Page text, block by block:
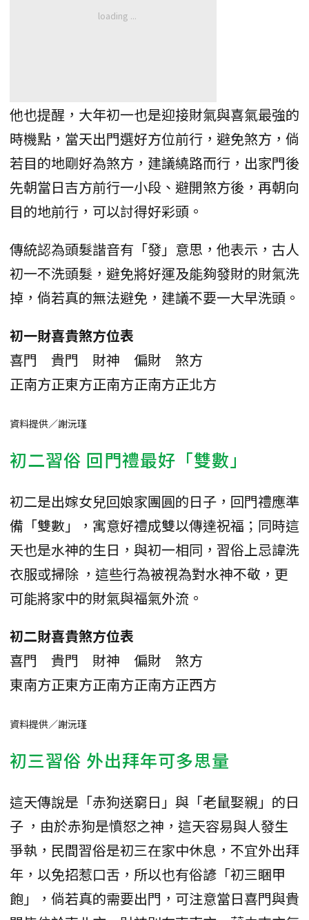
他也提醒，大年初一也是迎接財氣與喜氣最強的
時機點，當天出門選好方位前行，避免煞方，倘
若目的地剛好為煞方，建議繞路而行，出家門後
先朝當日吉方前行一小段、避開煞方後，再朝向
目的地前行，可以討得好彩頭。
傳統認為頭髮諧音有「發」意思，他表示，古人
初一不洗頭髮，避免將好運及能夠發財的財氣洗
掉，倘若真的無法避免，建議不要一大早洗頭。
初一財喜貴煞方位表
喜門
貴門 財神 偏財
煞方
正南方正東方正南方正南方正北方
資料提供／謝沅瑾
初二習俗 回門禮最好「雙數」
初二是出嫁女兒回娘家團圓的日子，回門禮應準
備「雙數」，寓意好禮成雙以傳達祝福；同時這
天也是水神的生日，與初一相同，習俗上忌諱洗
衣服或掃除 ，這些行為被視為對水神不敬，更
可能將家中的財氣與福氣外流。
初二財喜貴煞方位表
喜門
貴門 財神 偏財
煞方
東南方正東方正南方正南方正西方
資料提供／謝沅瑾
初三習俗 外出拜年可多思量
這天傳說是「赤狗送窮日」與「老鼠娶親」的日
子 ，由於赤狗是憤怒之神，這天容易與人發生
爭執，民間習俗是初三在家中休息，不宜外出拜
年，以免招惹口舌，所以也有俗諺「初三睏甲
飽」，倘若真的需要出門，可注意當日喜門與貴